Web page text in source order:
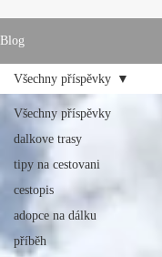
Blog
Všechny příspěvky
dalkove trasy
tipy na cestovani
cestopis
adopce na dálku
příběh
Všechny příspěvky